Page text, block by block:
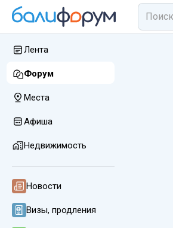
Лента
Форум
Места
Афиша
Недвижимость
Новости
Визы, продления